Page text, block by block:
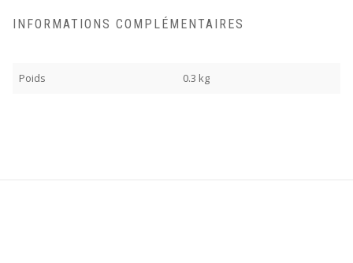
INFORMATIONS COMPLÉMENTAIRES
Poids 0.3 kg